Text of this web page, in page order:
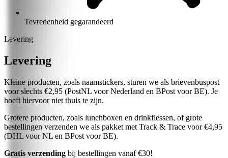
Tevredenheid gegarandeerd
Levering
Levering
Kleine producten, zoals naamstickers, sturen we als brievenbuspost
voor slechts €2,95 (PostNL voor Nederland en BPost voor BE). Je
hoeft hiervoor niet thuis te zijn.
Grotere producten, zoals lunchboxen en drinkflessen, of grote
bestellingen verzenden we als pakket met Track & Trace voor €4,95
(DHL voor NL en BPost voor BE).
Gratis verzending bij bestellingen vanaf €30!